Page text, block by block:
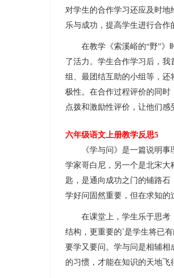
对学生的合作学习还应及时
乐与成功，提高学生进行合作
在教学《索溪峪的“野”》时
了活力。学生合作学习后，
组、最团结互助的小组等，还
极性。在合作过程评价的同
点拨和激励性评价，让他们感
六年级语文上册教学反思5
《学与问》是一篇说明事理
学家哥白尼，另一个是北宋大
匙，是通向成功之门的铺路石
学好问固然重要，但在求知的
在课堂上，学生乐于思考，
结构，更重要的`是学生将已
要学又要问。学与问是相辅
的习惯，才能在知识的天地飞